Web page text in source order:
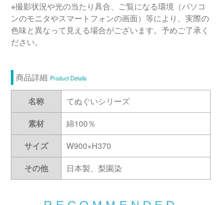
※撮影状況や光の当たり具合、ご覧になる環境（パソコ
ンのモニタやスマートフォンの画面）等により、実際の
色味と異なって見える場合がございます。予めご了承く
ださい。
商品詳細 Product Details
名称
てぬぐいシリーズ
素材
綿100％
サイズ
W900×H370
その他
日本製、梨園染